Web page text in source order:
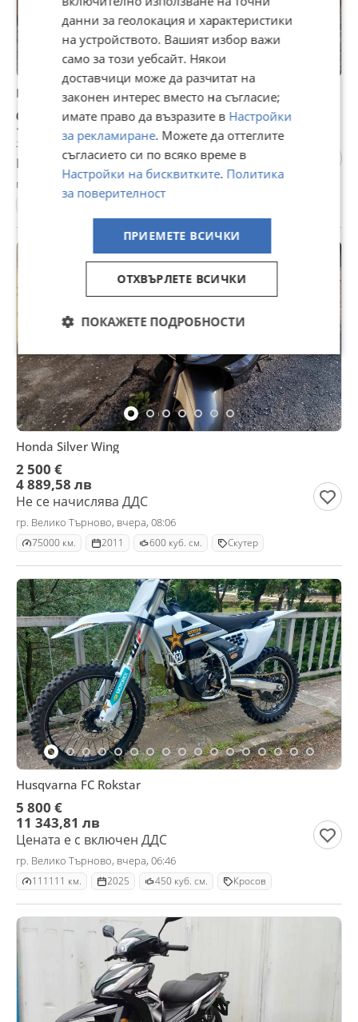
Ktm SX
6 500 €
12 712,90 лв
7 000 € | 13 690,81 лв
Не се начислява ДДС
гр. Велико Търново, вчера, 19:46
2023
Honda Silver Wing
2 500 €
4 889,58 лв
Не се начислява ДДС
гр. Велико Търново, вчера, 08:06
75000 км. 2011 600 куб. см. Скутер
Husqvarna FC Rokstar
5 800 €
11 343,81 лв
Цената е с включен ДДС
гр. Велико Търново, вчера, 06:46
111111 км. 2025 450 куб. см. Кросов
данни за геолокация и характеристики
на устройството. Вашият избор важи
само за този уебсайт. Някои
доставчици може да разчитат на
законен интерес вместо на съгласие;
имате право да възразите в Настройки
за рекламиране. Можете да оттеглите
съгласието си по всяко време в
Настройки на бисквитките. Политика
за поверителност
ПРИЕМЕТЕ ВСИЧКИ
ОТХВЪРЛЕТЕ ВСИЧКИ
ПОКАЖЕТЕ ПОДРОБНОСТИ